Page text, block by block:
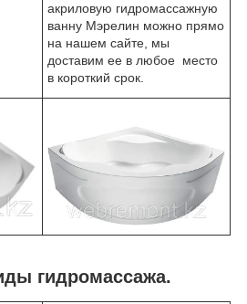
акриловую гидромассажную
ванну Мэрелин можно прямо
на нашем сайте, мы
доставим ее в любое место
в короткий срок.
гидромассажа.